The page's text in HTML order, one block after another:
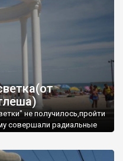
не получилось,пройти
совершали радиальные